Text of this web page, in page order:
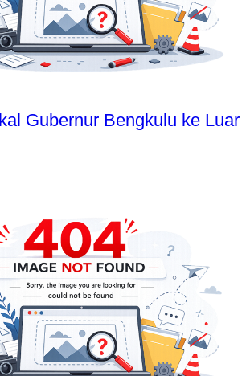
Gubernur Bengkulu ke Luar